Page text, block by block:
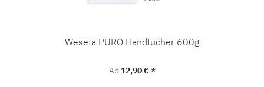
Weseta PURO Handtücher 600g
Regulärer Preis:
Ab12,90 € *